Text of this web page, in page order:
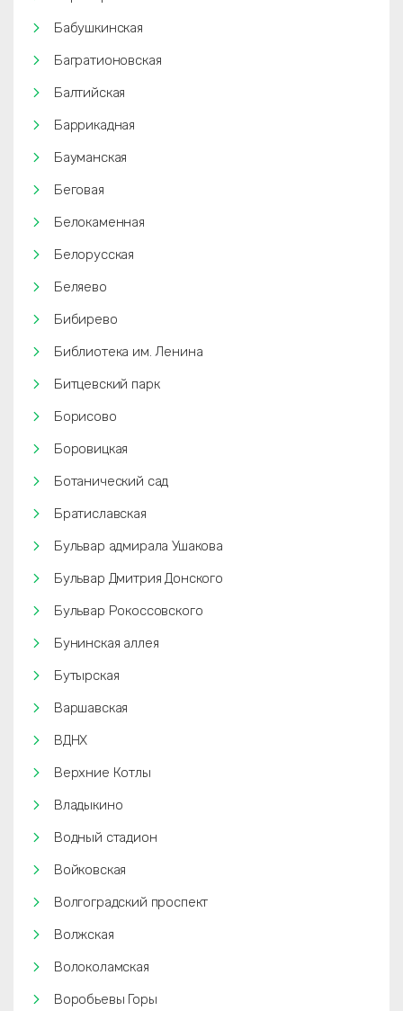
Бабушкинская
Багратионовская
Балтийская
Баррикадная
Бауманская
Беговая
Белокаменная
Белорусская
Беляево
Бибирево
Библиотека им. Ленина
Битцевский парк
Борисово
Боровицкая
Ботанический сад
Братиславская
Бульвар адмирала Ушакова
Бульвар Дмитрия Донского
Бульвар Рокоссовского
Бунинская аллея
Бутырская
Варшавская
ВДНХ
Верхние Котлы
Владыкино
Водный стадион
Войковская
Волгоградский проспект
Волжская
Волоколамская
Воробьевы Горы